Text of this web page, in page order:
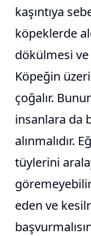
kaşıntıya
köpeklerde
dökülmesi
Köpeğin
çoğalır.
insanlara da
alınmalıdır.
tüylerini
eden ve